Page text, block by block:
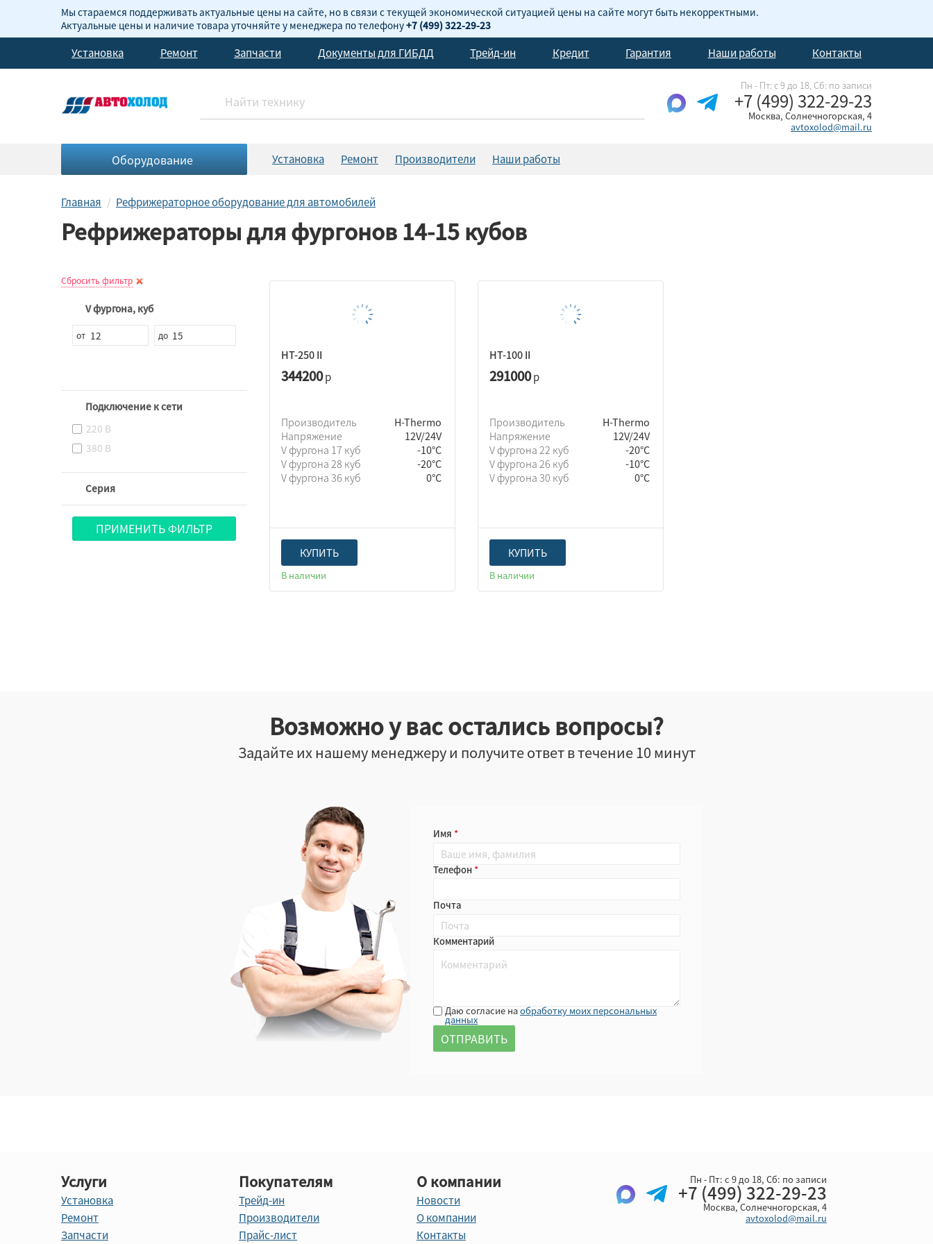
Мы стараемся поддерживать актуальные цены на сайте, но в связи с текущей экономической ситуацией цены на сайте могут быть некорректными.
Актуальные цены и наличие товара уточняйте у менеджера по телефону+7 (499) 322-29-23
Установка Ремонт Запчасти Документы для ГИБДД Трейд-ин Кредит Гарантия Наши работы Контакты
Пн - Пт: с 9 до 18, Cб: по записи
+7 (499) 322-29-23
Москва, Солнечногорская, 4
avtoxolod@mail.ru
Оборудование Установка Ремонт Производители Наши работы
Главная Рефрижераторное оборудование для автомобилей
Рефрижераторы для фургонов 14-15 кубов
Сбросить фильтр
V фургона, куб
Подключение к сети
220 В
380 В
Серия
ПРИМЕНИТЬ ФИЛЬТР
HT-250 II
344200р
Производитель
H-Thermo
Напряжение
12V/24V
V фургона 17 куб
-10°C
V фургона 28 куб
-20°C
V фургона 36 куб
0°C
КУПИТЬ
В наличии
HT-100 II
291000р
Производитель
H-Thermo
Напряжение
12V/24V
V фургона 22 куб
-20°C
V фургона 26 куб
-10°С
V фургона 30 куб
0°C
КУПИТЬ
В наличии
Возможно у вас остались вопросы?
Задайте их нашему менеджеру и получите ответ в течение 10 минут
Имя
Телефон
Почта
Комментарий
Даю согласие наобработку моих персональных
данных
Услуги
Установка
Ремонт
Запчасти
Покупателям
Трейд-ин
Производители
Прайс-лист
О компании
Новости
О компании
Контакты
Пн - Пт: с 9 до 18, Cб: по записи
+7 (499) 322-29-23
Москва, Солнечногорская, 4
avtoxolod@mail.ru